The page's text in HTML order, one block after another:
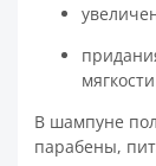
В шампуне
парабены,